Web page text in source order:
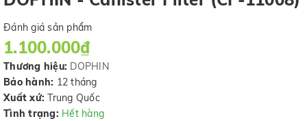
Đánh giá sản phẩm
1.100.000₫
Thương hiệu: DOPHIN
Bảo hành: 12 tháng
Xuất xứ: Trung Quốc
Tình trạng: Hết hàng